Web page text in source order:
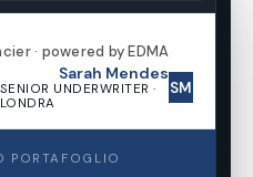
· powered by EDMA
Sarah Mendes
SENIOR UNDERWRITER ·
LONDRA
SM
PORTAFOGLIO